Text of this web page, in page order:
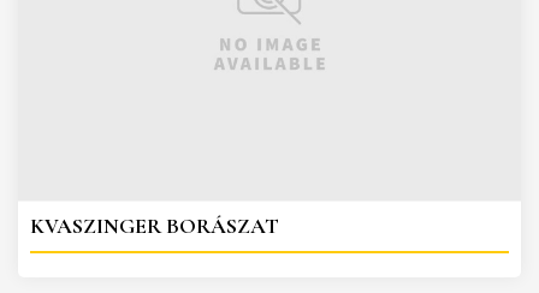
KVASZINGER BORÁSZAT